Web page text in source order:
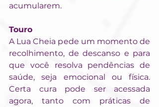
acumularem.
Touro
A Lua Cheia pede um momento de
recolhimento, de descanso e para
que você resolva pendências de
saúde, seja emocional ou física.
Certa cura pode ser acessada
agora, tanto com práticas de